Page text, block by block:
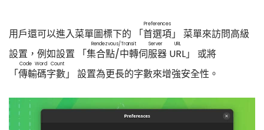
用戶還可以進入菜單圖標下的 「首選項
Preferences
」 菜單來訪問高級
設置，例如設置 「集合點/中轉伺服器 URL
Rendezvous/Transit Server URL
」 或將
「傳輸碼字數
Code Word Count
」 設置為更長的字數來增強安全性。